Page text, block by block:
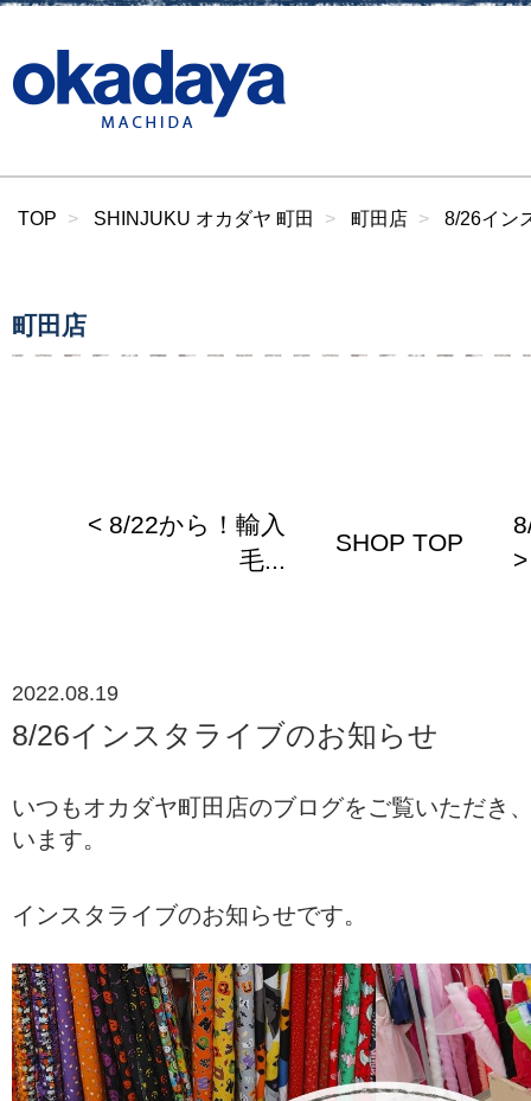
TOP SHINJUKU オカダヤ 町田 町田店 8/26イン
町田店
< 8/22から！輸入
毛...
SHOP TOP
>
2022.08.19
8/26インスタライブのお知らせ
いつもオカダヤ町田店のブログをご覧いただき
います。
インスタライブのお知らせです。